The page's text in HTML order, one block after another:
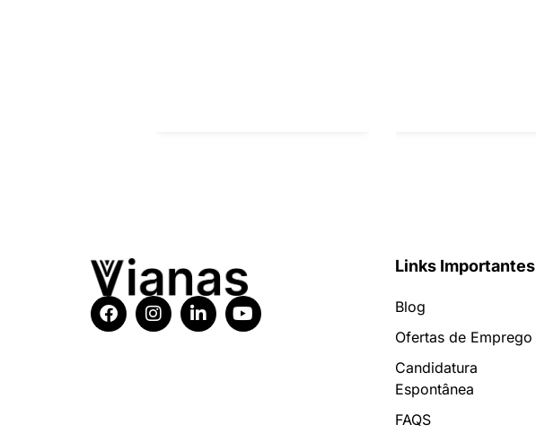
Links Importantes
Blog
Ofertas de Emprego
Candidatura
Espontânea
FAQS